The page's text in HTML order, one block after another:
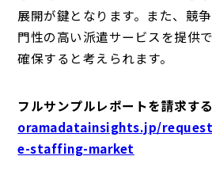
展開が鍵となります。また、競
門性の高い派遣サービスを提供
確保すると考えられます。
フルサンプルレポートを請求す
oramadatainsights.jp/
e-staffing-market